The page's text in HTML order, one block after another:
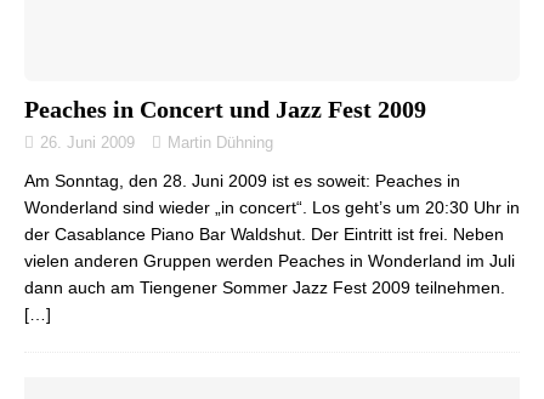
Peaches in Concert und Jazz Fest 2009
26. Juni 2009 Martin Dühning
Am Sonntag, den 28. Juni 2009 ist es soweit: Peaches in
Wonderland sind wieder „in concert“. Los geht’s um 20:30 Uhr in
der Casablance Piano Bar Waldshut. Der Eintritt ist frei. Neben
vielen anderen Gruppen werden Peaches in Wonderland im Juli
dann auch am Tiengener Sommer Jazz Fest 2009 teilnehmen.
[…]